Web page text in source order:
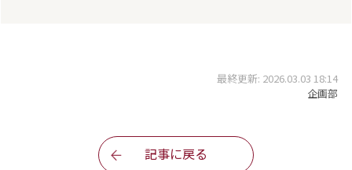
最終更新: 2026.03.03 18:14
企画部
記事に戻る